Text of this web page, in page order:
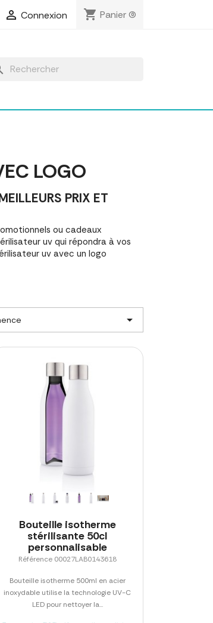
 Connexion shopping_cart Panier(0)
LOGO
PRIX ET
ou cadeaux
uv qui répondra à vos
uv avec un logo

Bouteille isotherme
stérilisante 50cl
personnalisable
Référence 00027LAB0143618
Bouteille isotherme 500ml en acier
inoxydable utilise la technologie UV-C
LED pour nettoyer la...